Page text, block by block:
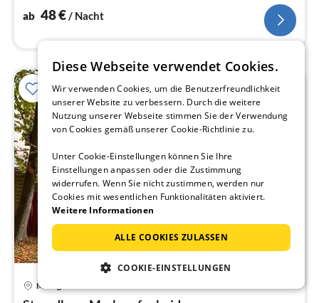
ab 48€/ Nacht
Markgrafenheide
Diese Webseite verwendet Cookies.
Wir verwenden Cookies, um die Benutzerfreundlichkeit
unserer Website zu verbessern. Durch die weitere
Nutzung unserer Webseite stimmen Sie der Verwendung
von Cookies gemäß unserer Cookie-Richtlinie zu.
Unter Cookie-Einstellungen können Sie Ihre
Einstellungen anpassen oder die Zustimmung
widerrufen. Wenn Sie nicht zustimmen, werden nur
Cookies mit wesentlichen Funktionalitäten aktiviert.
Weitere Informationen
ALLE COOKIES ZULASSEN
COOKIE-EINSTELLUNGEN